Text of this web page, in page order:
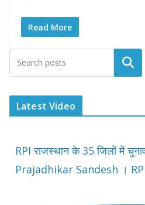
Read More
Latest Video
RPI राजस्थान के 35 जिलों में
Prajadhikar Sandesh ।